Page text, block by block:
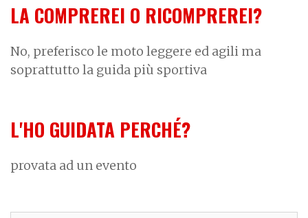
LA COMPREREI O RICOMPREREI?
No, preferisco le moto leggere ed agili ma
soprattutto la guida più sportiva
L'HO GUIDATA PERCHÉ?
provata ad un evento